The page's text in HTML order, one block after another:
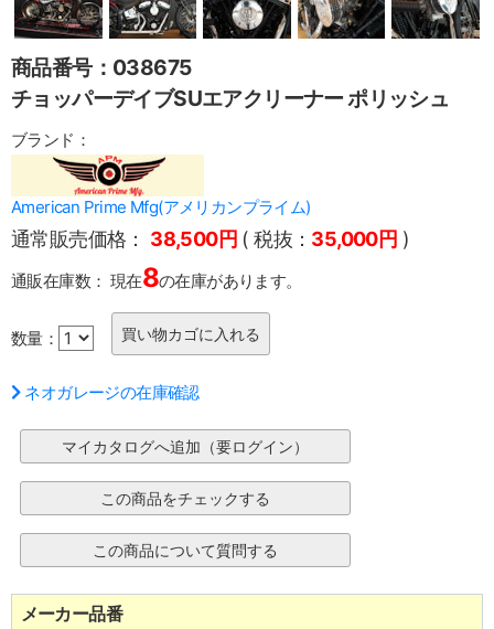
商品番号：038675
チョッパーデイブSUエアクリーナー ポリッシュ
ブランド：
American Prime Mfg(アメリカンプライム)
通常販売価格： 38,500円 ( 税抜： 35,000円 )
通販在庫数： 現在8の在庫があります。
数量：
ネオガレージの在庫確認
メーカー品番